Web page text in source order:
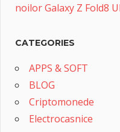
noilor Galaxy Z Fold8
CATEGORIES
APPS & SOFT
BLOG
Criptomonede
Electrocasnice